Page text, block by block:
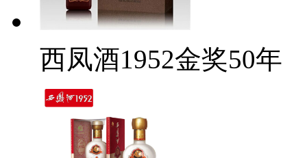
西凤酒1952金奖50年